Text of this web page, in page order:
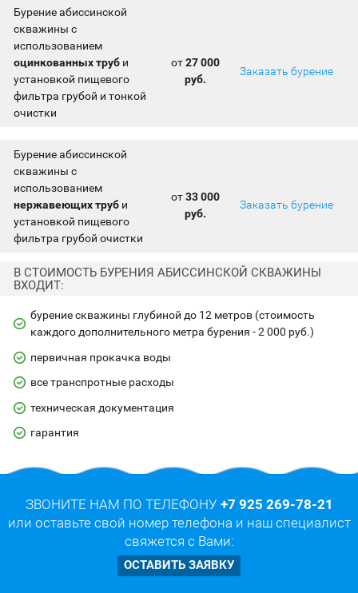
Бурение абиссинской
скважины с
использованием
оцинкованных труби
установкой пищевого
фильтра грубой и тонкой
очистки
от27 000
руб.
Заказать бурение
Бурение абиссинской
скважины с
использованием
нержавеющих труби
установкой пищевого
фильтра грубой очистки
от33 000
руб.
Заказать бурение
В СТОИМОСТЬ БУРЕНИЯ АБИССИНСКОЙ СКВАЖИНЫ
ВХОДИТ:
бурение скважины глубиной до 12 метров (стоимость
каждого дополнительного метра бурения - 2 000 руб.)
первичная прокачка воды
все транспротные расходы
техническая документация
гарантия
ЗВОНИТЕ НАМ ПО ТЕЛЕФОНУ +7 925 269-78-21
или оставьте свой номер телефона и наш специалист
свяжется с Вами:
ОСТАВИТЬ ЗАЯВКУ